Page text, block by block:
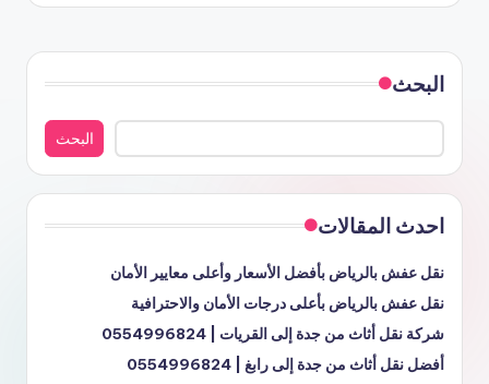
البحث
البحث
احدث المقالات
نقل عفش بالرياض بأفضل الأسعار وأعلى معايير الأمان
نقل عفش بالرياض بأعلى درجات الأمان والاحترافية
شركة نقل أثاث من جدة إلى القريات | 0554996824
أفضل نقل أثاث من جدة إلى رابغ | 0554996824